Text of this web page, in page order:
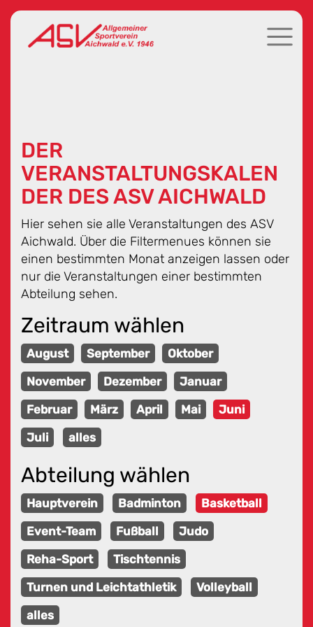
DER
VERANSTALTUNGSKALEN
DER DES ASV AICHWALD
Hier sehen sie alle Veranstaltungen des ASV
Aichwald. Über die Filtermenues können sie
einen bestimmten Monat anzeigen lassen oder
nur die Veranstaltungen einer bestimmten
Abteilung sehen.
Zeitraum wählen
August September
Oktober
November
Dezember
Januar
Februar
März April Mai
Juni
Juli
alles
Abteilung wählen
Hauptverein Badminton
Basketball
Event-Team
Fußball
Judo
Reha-Sport
Tischtennis
Turnen und Leichtathletik
Volleyball
alles